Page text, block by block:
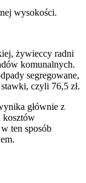
wysokości.
żywieccy radni
komunalnych.
segregowane,
czyli 76,5 zł.
głównie z
kosztów
ten sposób